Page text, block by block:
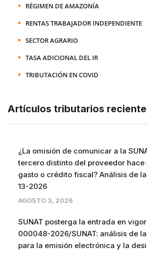
RÉGIMEN DE AMAZONÍA
RENTAS TRABAJADOR INDEPENDIENTE
SECTOR AGRARIO
TASA ADICIONAL DEL IR
TRIBUTACIÓN EN COVID
Artículos tributarios
¿La omisión de comunicar a la
tercero distinto del proveedor hace
gasto o crédito fiscal? Análisis de la
13-2026
AGOSTO 3, 2026
SUNAT posterga la entrada en vigor
000048-2026/SUNAT: análisis de
para la emisión electrónica y la